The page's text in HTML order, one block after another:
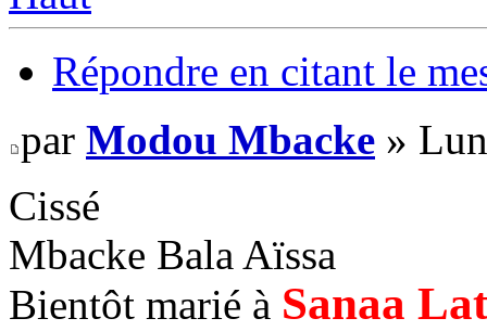
Répondre en citant le
par Modou Mbacke »
Cissé
Mbacke Bala Aïssa
Bientôt marié à Sanaa